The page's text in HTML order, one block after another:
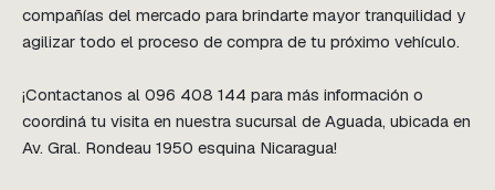
compañías del mercado para brindarte mayor tranquilidad y
agilizar todo el proceso de compra de tu próximo vehículo.
¡Contactanos al 096 408 144 para más información o
coordiná tu visita en nuestra sucursal de Aguada, ubicada en
Av. Gral. Rondeau 1950 esquina Nicaragua!